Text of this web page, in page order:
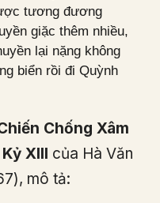
tương đương
giặc thêm nhiều,
lại nặng không
biển rồi đi Quỳnh
Chống Xâm
XIII của Hà Văn
mô tả: